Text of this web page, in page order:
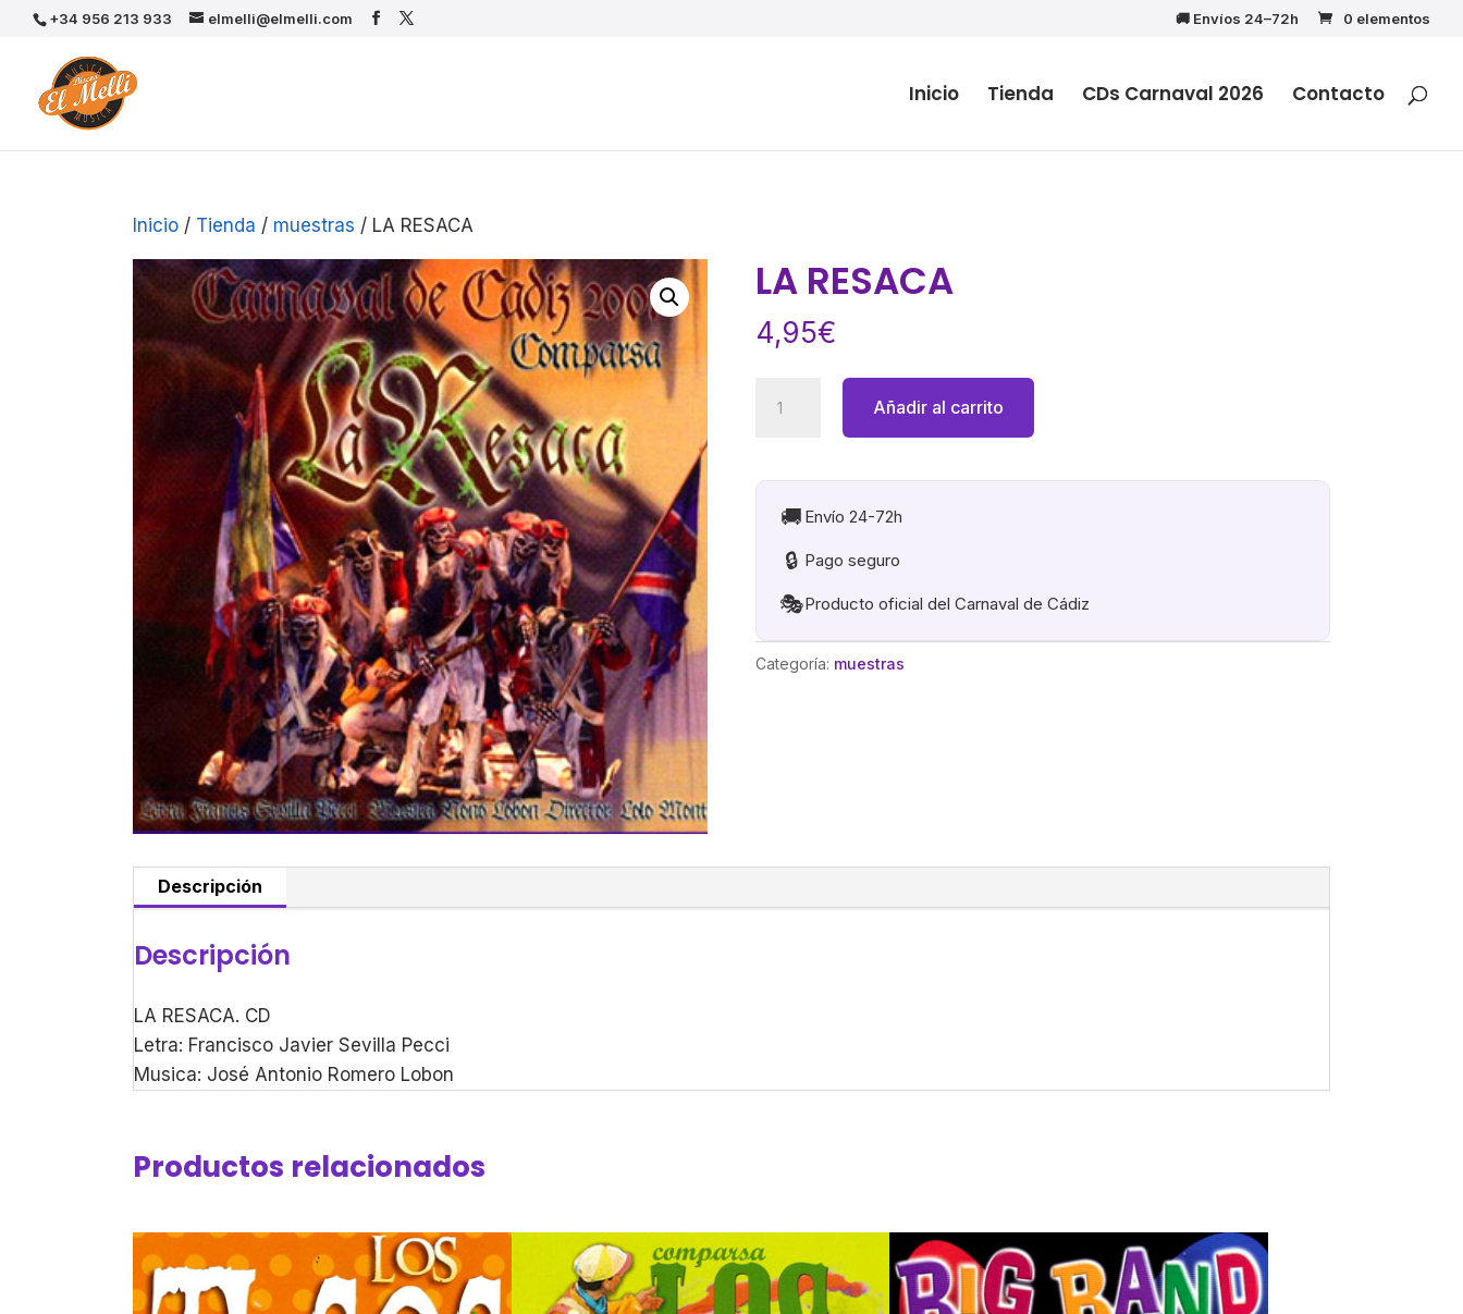
+34 956 213 933 elmelli@elmelli.com 🚚 Envíos 24–72h 0 elementos
Inicio Tienda CDs Carnaval 2026 Contacto
Inicio / Tienda / muestras / LA RESACA
LA RESACA
4,95€
RESACA
Añadir al carrito
🚚 Envío 24-72h
🔒 Pago seguro
🎭Producto oficial del Carnaval de Cádiz
Categoría: muestras
Descripción
Descripción
LA RESACA. CD
Letra: Francisco Javier Sevilla Pecci
Musica: José Antonio Romero Lobon
Productos relacionados